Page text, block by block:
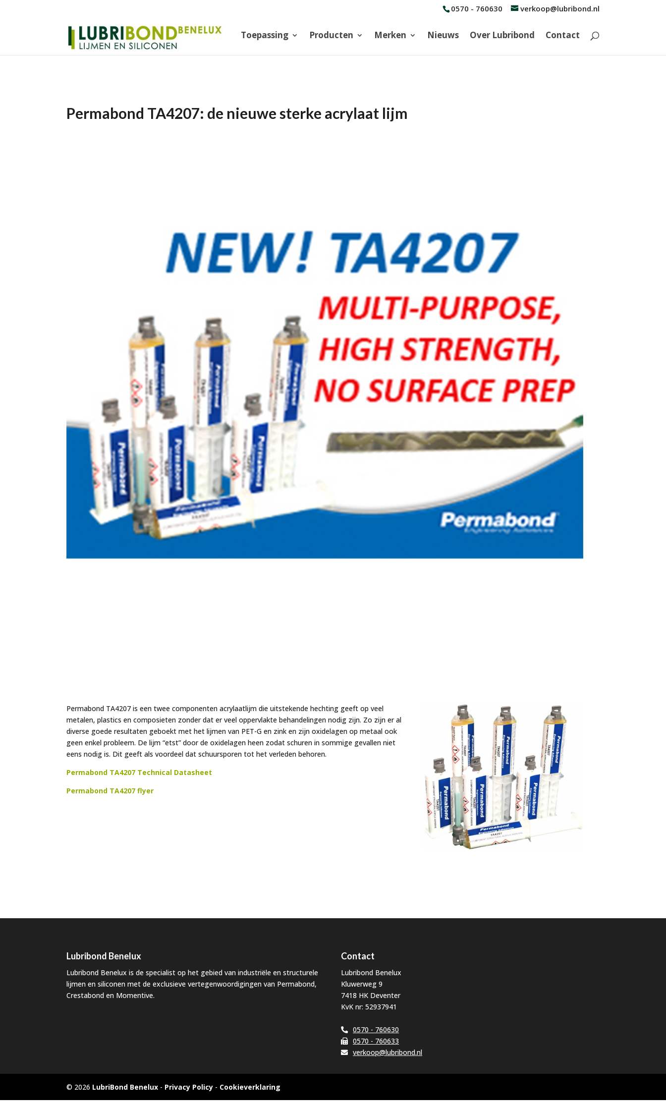
0570 - 760630 verkoop@lubribond.nl
Toepassing Producten Merken Nieuws Over Lubribond Contact
Permabond TA4207: de nieuwe sterke acrylaat lijm
Permabond TA4207 is een twee componenten acrylaatlijm die uitstekende hechting geeft op veel
metalen, plastics en composieten zonder dat er veel oppervlakte behandelingen nodig zijn. Zo zijn er al
diverse goede resultaten geboekt met het lijmen van PET-G en zink en zijn oxidelagen op metaal ook
geen enkel probleem. De lijm “etst” door de oxidelagen heen zodat schuren in sommige gevallen niet
eens nodig is. Dit geeft als voordeel dat schuursporen tot het verleden behoren.
Permabond TA4207 Technical Datasheet
Permabond TA4207 flyer
Lubribond Benelux
Lubribond Benelux is de specialist op het gebied van industriële en structurele
lijmen en siliconen met de exclusieve vertegenwoordigingen van Permabond,
Crestabond en Momentive.
Contact
Lubribond Benelux
Kluwerweg 9
7418 HK Deventer
KvK nr: 52937941
0570 - 760630
0570 - 760633
verkoop@lubribond.nl
© 2026 LubriBond Benelux - Privacy Policy - Cookieverklaring